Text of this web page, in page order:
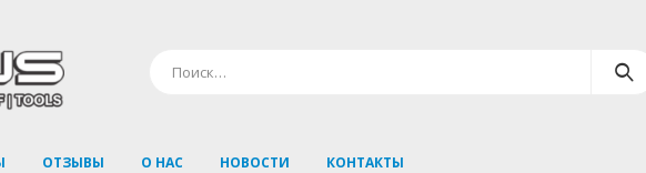
ОТЗЫВЫ О НАС НОВОСТИ КОНТАКТЫ